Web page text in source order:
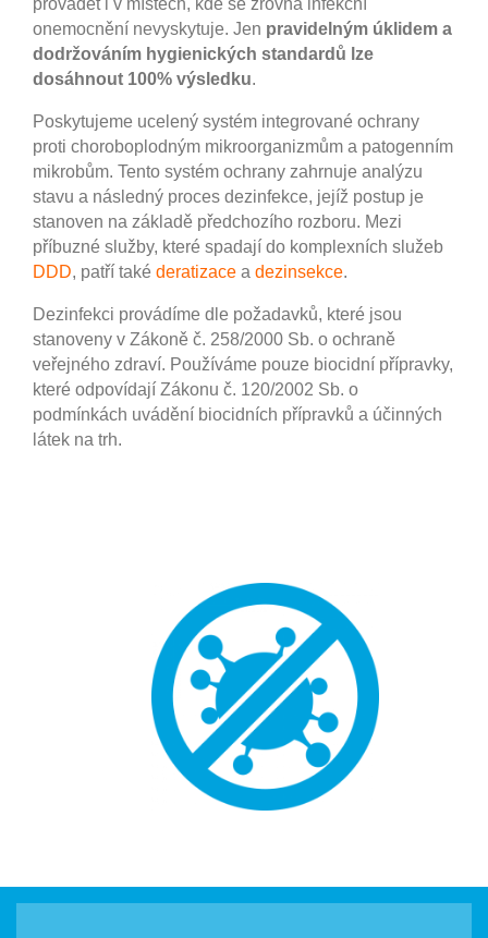
provádět i v místech, kde se zrovna infekční
onemocnění nevyskytuje. Jen pravidelným úklidem a
dodržováním hygienických standardů lze
dosáhnout 100% výsledku.
Poskytujeme ucelený systém integrované ochrany
proti choroboplodným mikroorganizmům a patogenním
mikrobům. Tento systém ochrany zahrnuje analýzu
stavu a následný proces dezinfekce, jejíž postup je
stanoven na základě předchozího rozboru. Mezi
příbuzné služby, které spadají do komplexních služeb
DDD, patří také deratizace a dezinsekce.
Dezinfekci provádíme dle požadavků, které jsou
stanoveny v Zákoně č. 258/2000 Sb. o ochraně
veřejného zdraví. Používáme pouze biocidní přípravky,
které odpovídají Zákonu č. 120/2002 Sb. o
podmínkách uvádění biocidních přípravků a účinných
látek na trh.